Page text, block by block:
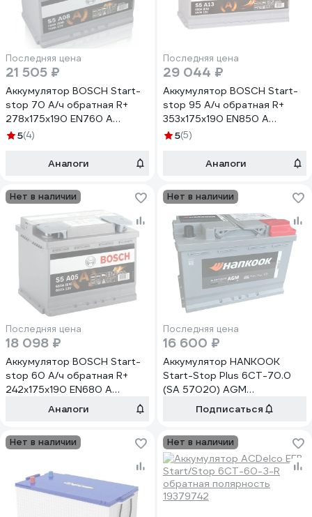
Последняя цена
21 505 ₽
Аккумулятор BOSCH Start-
stop 70 А/ч обратная R+
278x175x190 EN760 А
0092S5A080
5(4)
Аналоги
Последняя цена
29 044 ₽
Аккумулятор BOSCH Start-
stop 95 А/ч обратная R+
353x175x190 EN850 А
0092S5A130
5(5)
Аналоги
Нет в наличии
Последняя цена
18 098 ₽
Аккумулятор BOSCH Start-
stop 60 А/ч обратная R+
242x175x190 EN680 А
0092S5A050Аналоги
Нет в наличии
Последняя цена
16 600 ₽
Аккумулятор HANKOOK
Start-Stop Plus 6СТ-70.0
(SA 57020) AGM
AGM57020Подписаться
Нет в наличии Нет в наличии